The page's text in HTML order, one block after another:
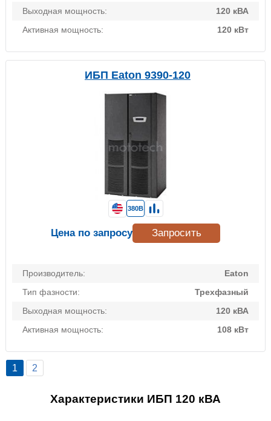
Выходная мощность:
120 кВА
Активная мощность:
120 кВт
ИБП Eaton 9390-120
Производитель:
Eaton
Тип фазности:
Трехфазный
Выходная мощность:
120 кВА
Активная мощность:
108 кВт
380В
Цена по запросу Запросить
1 2
Характеристики ИБП 120 кВА